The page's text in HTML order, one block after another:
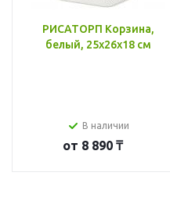
РИСАТОРП Корзина,
белый, 25x26x18 см
В наличии
от 8 890 ₸